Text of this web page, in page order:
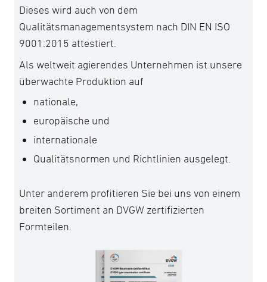
Dieses wird auch von dem
Qualitätsmanagementsystem nach DIN EN ISO
9001:2015 attestiert.
Als weltweit agierendes Unternehmen ist unsere
überwachte Produktion auf
nationale,
europäische und
internationale
Qualitätsnormen und Richtlinien ausgelegt.
Unter anderem profitieren Sie bei uns von einem
breiten Sortiment an DVGW zertifizierten
Formteilen.